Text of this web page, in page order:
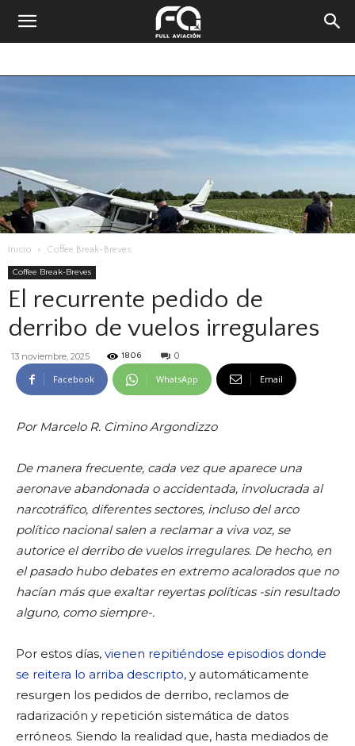
Inicio Coffee Break-Breves
Coffee Break-Breves
El recurrente pedido de
derribo de vuelos irregulares
13 noviembre, 2025 1806 0
Facebook WhatsApp Email
Por Marcelo R. Cimino Argondizzo
De manera frecuente, cada vez que aparece una
aeronave abandonada o accidentada, involucrada al
narcotráfico, diferentes sectores, incluso del arco
político nacional salen a reclamar a viva voz, se
autorice el derribo de vuelos irregulares. De hecho, en
el pasado hubo debates en extremo acalorados que no
hacían más que exaltar reyertas políticas -sin resultado
alguno, como siempre-.
Por estos días, vienen repitiéndose episodios donde
se reitera lo arriba descripto, y automáticamente
resurgen los pedidos de derribo, reclamos de
radarización y repetición sistemática de datos
erróneos. Siendo la realidad que, hasta mediados de